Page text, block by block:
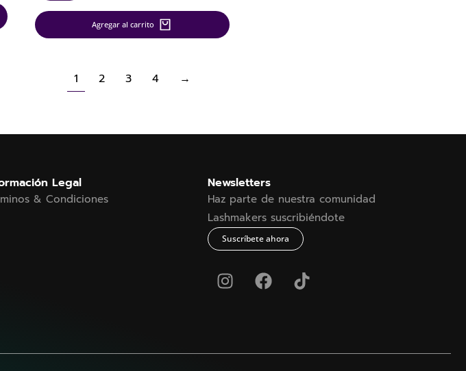
Agregar al carrito
1 2 3 4 →
Legal
& Condiciones
Newsletters
Haz parte de nuestra comunidad
Lashmakers suscribiéndote
Suscríbete ahora